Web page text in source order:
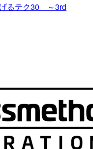
るテク30 ～3rd